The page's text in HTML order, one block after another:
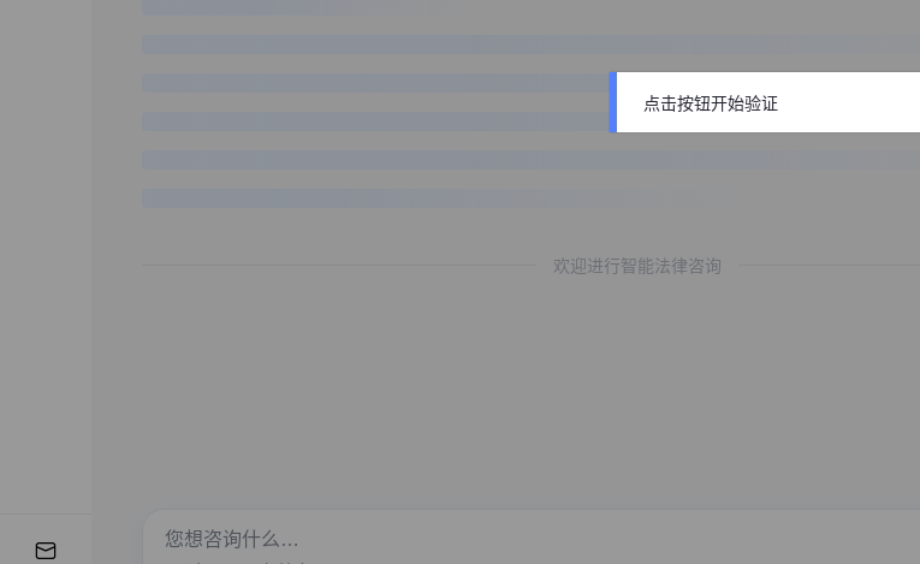
欢迎进行智能法律咨询
点击按钮开始验证